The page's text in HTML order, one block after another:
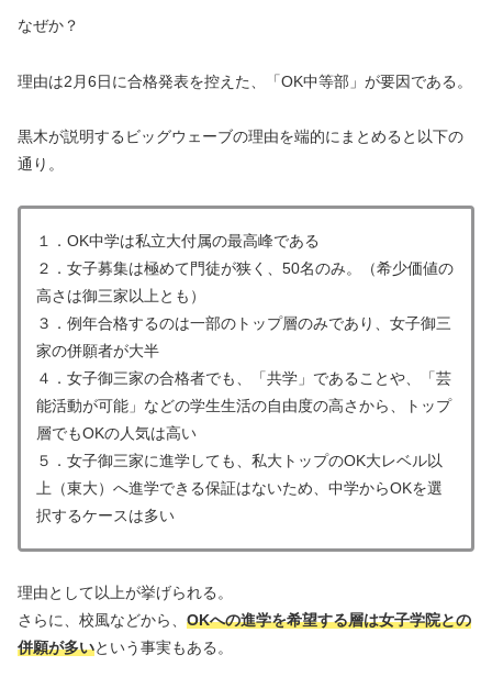
なぜか？
理由は2月6日に合格発表を控えた、「OK中等部」が要因である。
黒木が説明するビッグウェーブの理由を端的にまとめると以下の
通り。
１．OK中学は私立大付属の最高峰である
２．女子募集は極めて門徒が狭く、50名のみ。（希少価値の
高さは御三家以上とも）
３．例年合格するのは一部のトップ層のみであり、女子御三
家の併願者が大半
４．女子御三家の合格者でも、「共学」であることや、「芸
能活動が可能」などの学生生活の自由度の高さから、トップ
層でもOKの人気は高い
５．女子御三家に進学しても、私大トップのOK大レベル以
上（東大）へ進学できる保証はないため、中学からOKを選
択するケースは多い
理由として以上が挙げられる。
さらに、校風などから、 OKへの進学を希望する層は女子学院との
併願が多いという事実もある。